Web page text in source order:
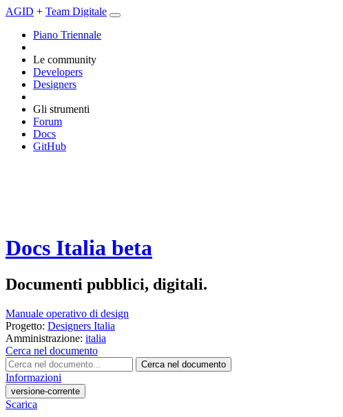
AGID + Team Digitale
Piano Triennale
Le community
Developers
Designers
Gli strumenti
Forum
Docs
GitHub
Docs Italia beta
Documenti pubblici, digitali.
Manuale operativo di design
Progetto: Designers Italia
Amministrazione: italia
Cerca nel documento
Cerca nel documento
Informazioni
versione-corrente
Scarica